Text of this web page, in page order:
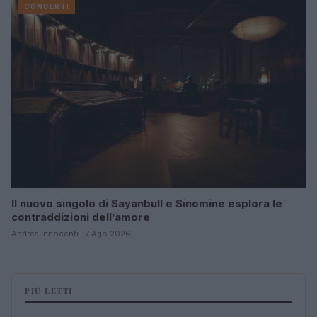
CONCERTI
Il nuovo singolo di Sayanbull e Sinomine esplora le
contraddizioni dell’amore
Andrea Innocenti · 7 Ago 2026
PIÙ LETTI